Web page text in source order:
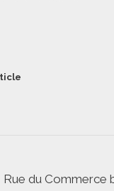
Onglet
Rue du Commerce